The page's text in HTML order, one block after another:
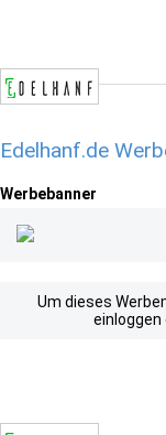
Edelhanf.de
Werbebanner
Um dieses
einloggen